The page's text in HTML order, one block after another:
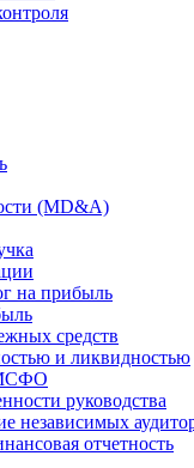
(MD&A)
на прибыль
средств
и ликвидностью
МСФО
руководства
независимых
отчетность